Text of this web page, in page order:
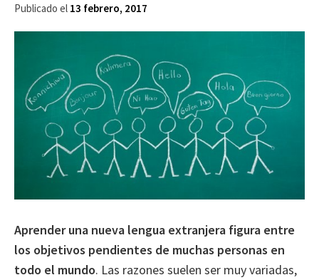
Publicado el 13 febrero, 2017
Aprender una nueva lengua extranjera figura entre
los objetivos pendientes de muchas personas en
todo el mundo. Las razones suelen ser muy variadas,